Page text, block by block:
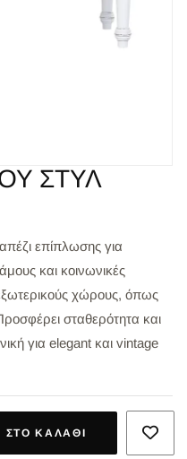
ΣΤΥΛ
επίπλωσης για
και κοινωνικές
χώρους, όπως
σταθερότητα και
για elegant και vintage
ΚΑΛΆΘΙ